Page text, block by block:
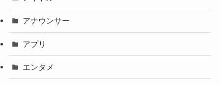
アナウンサー
アプリ
エンタメ